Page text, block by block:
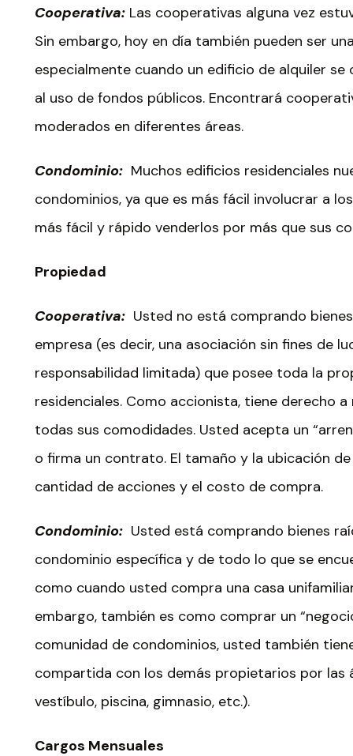
Cooperativa: Las cooperativas alguna vez
Sin embargo, hoy en día también pueden ser
especialmente cuando un edificio de alquiler
al uso de fondos públicos. Encontrará
moderados en diferentes áreas.
Condominio: Muchos edificios residenciales
condominios, ya que es más fácil involucrar a
más fácil y rápido venderlos por más que sus
Propiedad
Cooperativa: Usted no está comprando
empresa (es decir, una asociación sin fines de
responsabilidad limitada) que posee toda la
residenciales. Como accionista, tiene derecho
todas sus comodidades. Usted acepta un
o firma un contrato. El tamaño y la ubicación
cantidad de acciones y el costo de compra.
Condominio: Usted está comprando bienes
condominio específica y de todo lo que se
como cuando usted compra una casa
embargo, también es como comprar un
comunidad de condominios, usted también
compartida con los demás propietarios por las
vestíbulo, piscina, gimnasio, etc.).
Cargos Mensuales